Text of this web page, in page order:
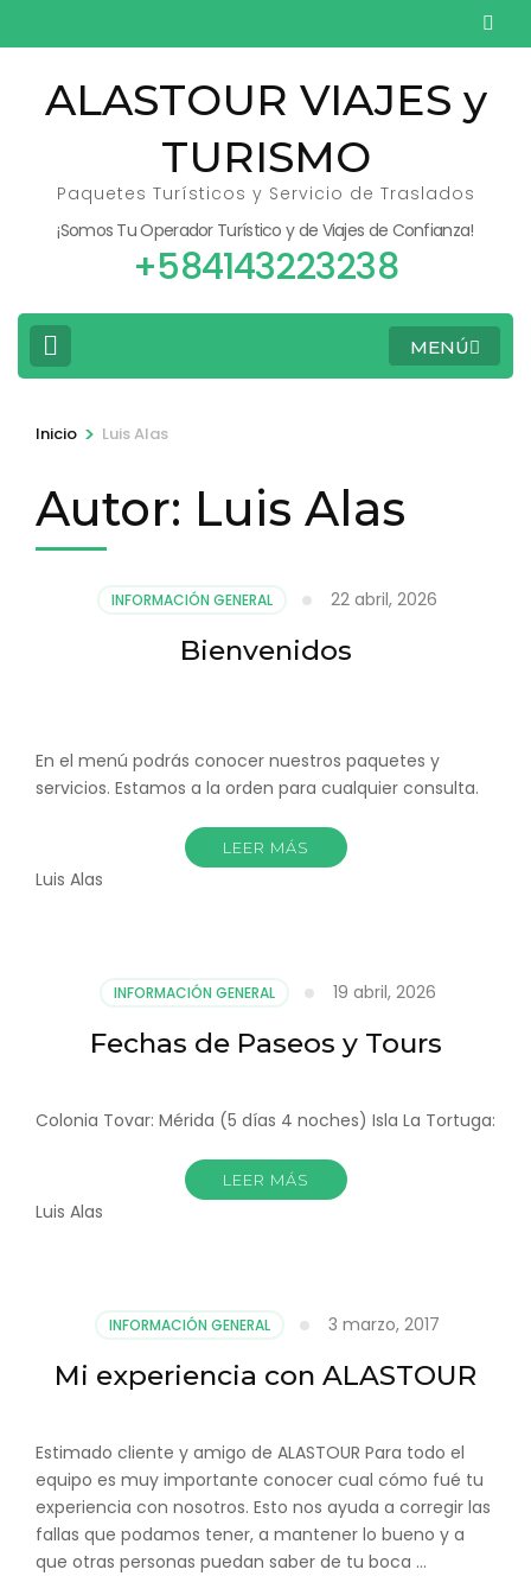
al
contenido
(presionaALASTOUR VIAJES y
TURISMO
Paquetes Turísticos y Servicio de Traslados
¡Somos Tu Operador Turístico y de Viajes de Confianza!
+584143223238
MENÚ
Inicio > Luis Alas
Autor: Luis Alas
INFORMACIÓN GENERAL 22 abril, 2026
Bienvenidos
En el menú podrás conocer nuestros paquetes y
servicios. Estamos a la orden para cualquier consulta.
LEER MÁS
Luis Alas
INFORMACIÓN GENERAL 19 abril, 2026
Fechas de Paseos y Tours
Colonia Tovar: Mérida (5 días 4 noches) Isla La Tortuga:
LEER MÁS
Luis Alas
INFORMACIÓN GENERAL 3 marzo, 2017
Mi experiencia con ALASTOUR
Estimado cliente y amigo de ALASTOUR Para todo el
equipo es muy importante conocer cual cómo fué tu
experiencia con nosotros. Esto nos ayuda a corregir las
fallas que podamos tener, a mantener lo bueno y a
que otras personas puedan saber de tu boca …